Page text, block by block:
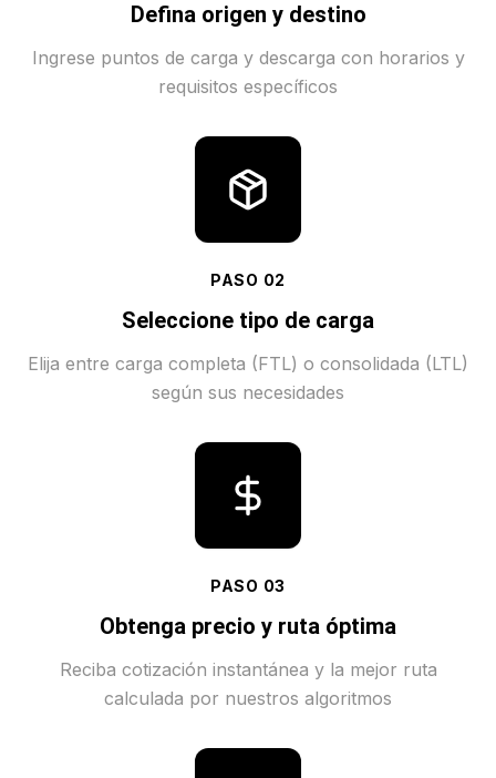
Defina origen y destino
Ingrese puntos de carga y descarga con horarios y
requisitos específicos
PASO 02
Seleccione tipo de carga
Elija entre carga completa (FTL) o consolidada (LTL)
según sus necesidades
PASO 03
Obtenga precio y ruta óptima
Reciba cotización instantánea y la mejor ruta
calculada por nuestros algoritmos